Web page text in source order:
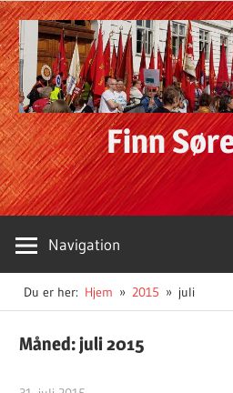
Skip
to
content
Finn
Navigation
Du er her: Hjem 2015 juli
Måned:juli 2015